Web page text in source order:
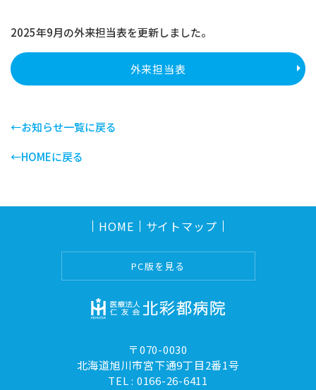
2025年9月の外来担当表を更新しました。
外来担当表
←お知らせ一覧に戻る
←HOMEに戻る
HOME サイトマップ
PC版を見る
〒070-0030
北海道旭川市宮下通9丁目2番1号
TEL : 0166-26-6411